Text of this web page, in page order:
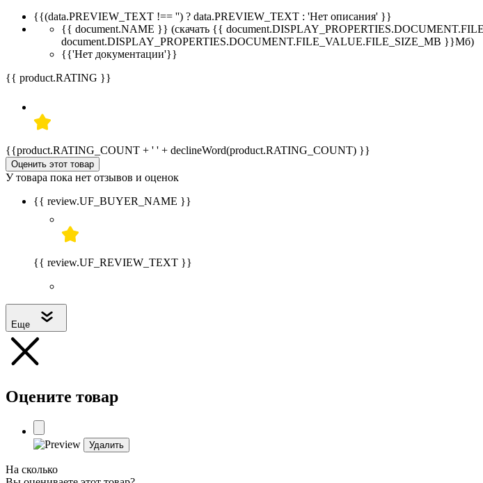
{{(data.PREVIEW_TEXT !== '') ? data.PREVIEW_TEXT : 'Нет описания' }}
{{ document.NAME }} (скачать {{
document.DISPLAY_PROPERTIES.DOCUMENT.FILE_VALUE.FILE_SIZE_MB }}Мб)
{{'Нет документации'}}
{{ product.RATING }}
{{product.RATING_COUNT + ' ' + declineWord(product.RATING_COUNT) }}
Оценить этот товар
У товара пока нет отзывов и оценок
{{ review.UF_BUYER_NAME }}
{{ review.UF_REVIEW_TEXT }}
Еще
Оцените товар
Удалить
На сколько